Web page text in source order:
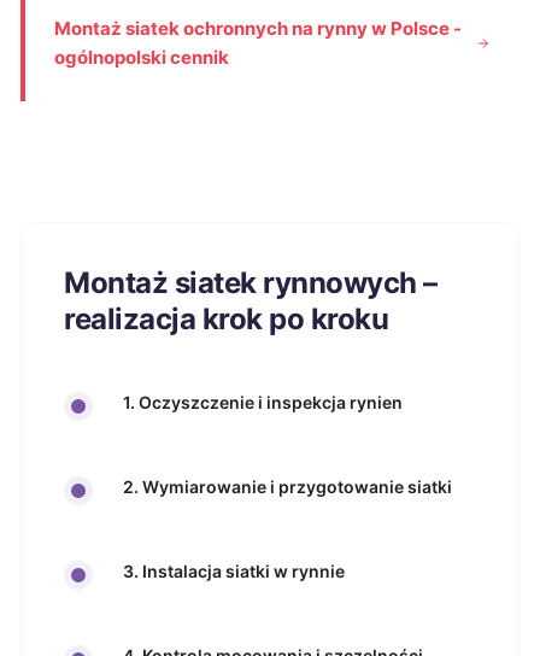
Montaż siatek ochronnych na rynny w Polsce -
ogólnopolski cennik
Montaż siatek rynnowych –
realizacja krok po kroku
1. Oczyszczenie i inspekcja rynien
2. Wymiarowanie i przygotowanie siatki
3. Instalacja siatki w rynnie